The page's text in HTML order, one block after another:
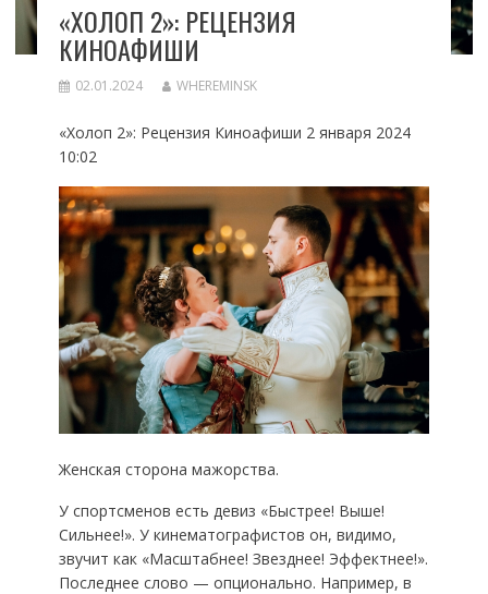
«ХОЛОП 2»: РЕЦЕНЗИЯ
КИНОАФИШИ
02.01.2024 WHEREMINSK
«Холоп 2»: Рецензия Киноафиши 2 января 2024
10:02
Женская сторона мажорства.
У спортсменов есть девиз «Быстрее! Выше!
Сильнее!». У кинематографистов он, видимо,
звучит как «Масштабнее! Звезднее! Эффектнее!».
Последнее слово — опционально. Например, в